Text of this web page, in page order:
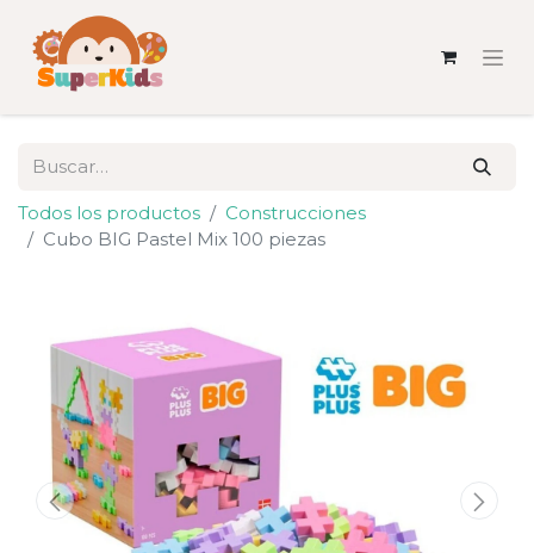
Todos los productos
Construcciones
Cubo BIG Pastel Mix 100 piezas